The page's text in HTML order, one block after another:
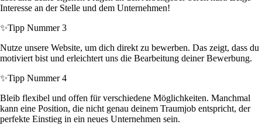
Interesse an der Stelle und dem Unternehmen!
✨Tipp Nummer 3
Nutze unsere Website, um dich direkt zu bewerben. Das zeigt, dass du
motiviert bist und erleichtert uns die Bearbeitung deiner Bewerbung.
✨Tipp Nummer 4
Bleib flexibel und offen für verschiedene Möglichkeiten. Manchmal
kann eine Position, die nicht genau deinem Traumjob entspricht, der
perfekte Einstieg in ein neues Unternehmen sein.